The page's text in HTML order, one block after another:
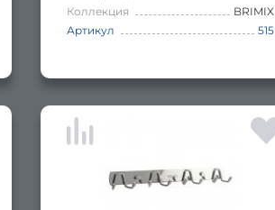
Коллекция
BRIMIX
Артикул
515